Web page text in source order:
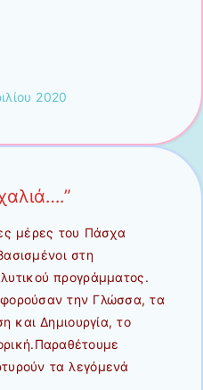
2020
μέρες του Πάσχα
στη
προγράμματος.
την Γλώσσα, τα
και Δημιουργία, το
τα λεγόμενά